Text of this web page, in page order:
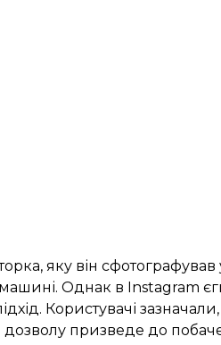
яку він сфотографував
Однак в Instagram
Користувачі
призведе до